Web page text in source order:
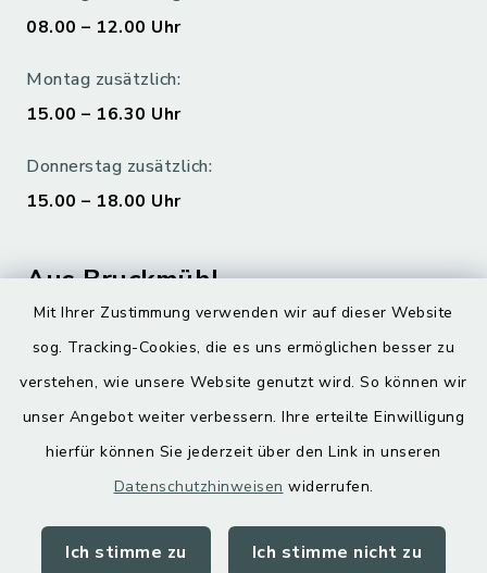
Mit Ihrer Zustimmung verwenden wir auf dieser Website
sog. Tracking-Cookies, die es uns ermöglichen besser zu
verstehen, wie unsere Website genutzt wird. So können wir
unser Angebot weiter verbessern. Ihre erteilte Einwilligung
hierfür können Sie jederzeit über den Link in unseren
Datenschutzhinweisen widerrufen.
Ich stimme zu Ich stimme nicht zu
08.00 – 12.00 Uhr
Montag zusätzlich:
15.00 – 16.30 Uhr
Donnerstag zusätzlich:
15.00 – 18.00 Uhr
Aus Bruckmühl
Digitaler Ortsplan
Kontakt